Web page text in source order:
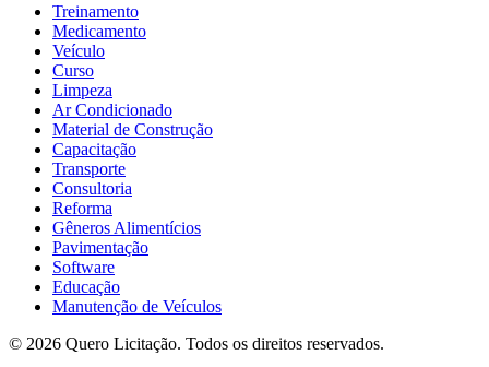
Treinamento
Medicamento
Veículo
Curso
Limpeza
Ar Condicionado
Material de Construção
Capacitação
Transporte
Consultoria
Reforma
Gêneros Alimentícios
Pavimentação
Software
Educação
Manutenção de Veículos
© 2026 Quero Licitação. Todos os direitos reservados.